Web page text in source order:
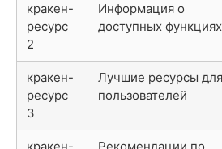
кракен-
ресурс
2
Информация о
доступных функциях
кракен-
ресурс
3
Лучшие ресурсы для
пользователей